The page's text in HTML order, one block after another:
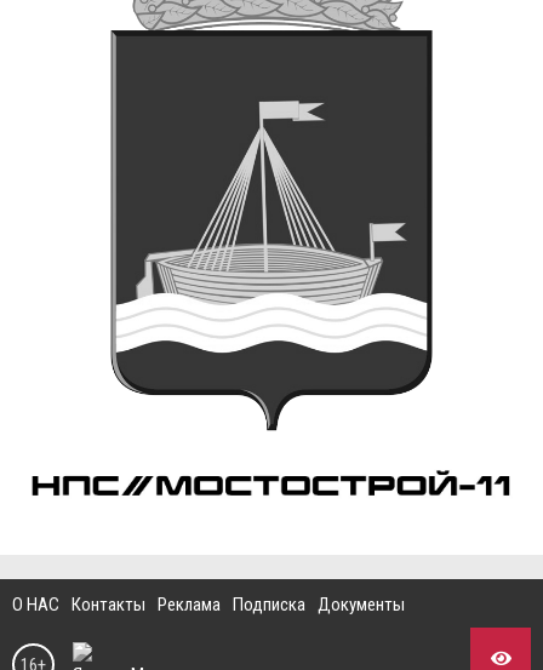
О НАС Контакты Реклама Подписка Документы
16+